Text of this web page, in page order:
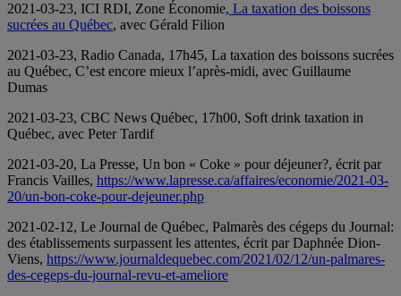
2021-03-23, ICI RDI, Zone Économie, La taxation des boissons
sucrées au Québec, avec Gérald Filion
2021-03-23, Radio Canada, 17h45, La taxation des boissons sucrées
au Québec, C’est encore mieux l’après-midi, avec Guillaume
Dumas
2021-03-23, CBC News Québec, 17h00, Soft drink taxation in
Québec, avec Peter Tardif
2021-03-20, La Presse, Un bon « Coke » pour déjeuner?, écrit par
Francis Vailles, https://www.lapresse.ca/affaires/economie/2021-03-
20/un-bon-coke-pour-dejeuner.php
2021-02-12, Le Journal de Québec, Palmarès des cégeps du Journal:
des établissements surpassent les attentes, écrit par Daphnée Dion-
Viens, https://www.journaldequebec.com/2021/02/12/un-palmares-
des-cegeps-du-journal-revu-et-ameliore